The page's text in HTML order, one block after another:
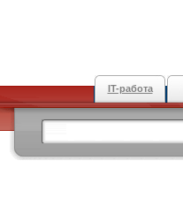
IT-работа